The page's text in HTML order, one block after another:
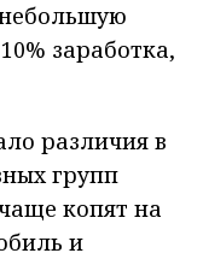
заработка,
различия в
групп
копят на
и